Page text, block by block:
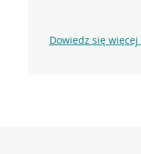
Dowiedz się